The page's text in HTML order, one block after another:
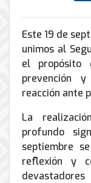
Soporte
de
Correo
Electrónico
Torres
Arriostradas
Equipos
para
Renta
de
Servicio
de
Internet
Energía
y
UPS
Tierra
física
pararrayos
nube
Servicios
de
Computo
&
Almacenamiento
Este 19 de
unimos al
el
prevención
reacción ante
La
profundo
septiembre
reflexión y